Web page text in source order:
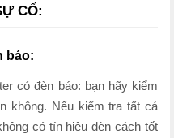
CỐ:
báo:
có đèn báo: bạn hãy kiểm
không. Nếu kiểm tra tất cả
có tín hiệu đèn cách tốt